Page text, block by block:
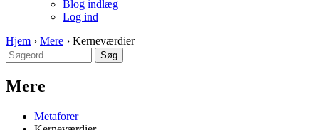
Blog indlæg
Log ind
Hjem › Mere › Kerneværdier
Mere
Metaforer